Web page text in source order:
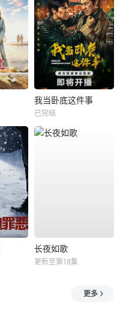
我当卧底这件事
已完结
长夜如歌
更新至第18集
更多